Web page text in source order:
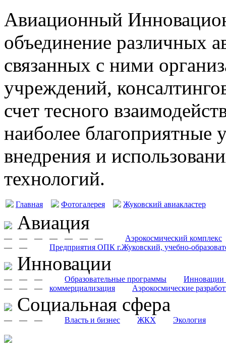
Авиационный
объединение различных
связанных с ними
учреждений,
счет тесного
наиболее благоприятные
внедрения и
технологий.
Главная Фотогалерея Жуковский авиакластер
Авиация
— Аэрокосмический комплекс
— — — — —
—
Предприятия ОПК г.Жуковский, учебно-
— —
Инновации
— Образовательные программы
— Инновации
—
коммерциализация
— Аэрокосмические
— —
Cоциальная сфера
— Власть и бизнес
— ЖКХ
— Экология